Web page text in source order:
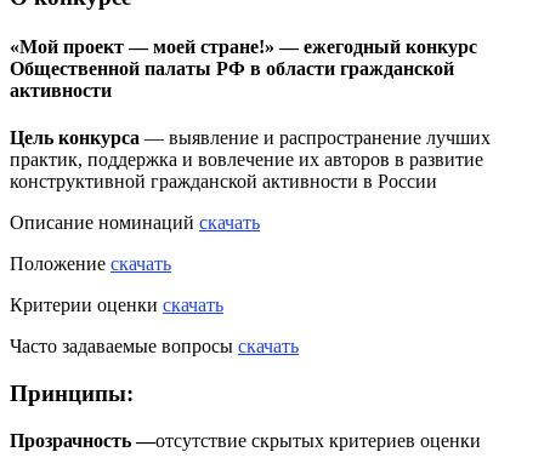
«Мой проект — моей стране!» — ежегодный конкурс
Общественной палаты РФ в области гражданской
активности
Цель конкурса — выявление и распространение лучших
практик, поддержка и вовлечение их авторов в развитие
конструктивной гражданской активности в России
Описание номинаций скачать
Положение скачать
Критерии оценки скачать
Часто задаваемые вопросы скачать
Принципы:
Прозрачность —отсутствие скрытых критериев оценки